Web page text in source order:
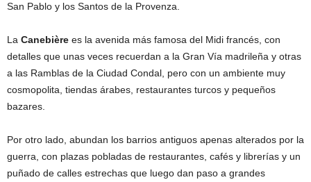
San Pablo y los Santos de la Provenza.
La Canebière es la avenida más famosa del Midi francés, con
detalles que unas veces recuerdan a la Gran Vía madrileña y otras
a las Ramblas de la Ciudad Condal, pero con un ambiente muy
cosmopolita, tiendas árabes, restaurantes turcos y pequeños
bazares.
Por otro lado, abundan los barrios antiguos apenas alterados por la
guerra, con plazas pobladas de restaurantes, cafés y librerías y un
puñado de calles estrechas que luego dan paso a grandes